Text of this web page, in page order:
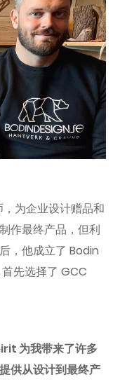
为企业设计赠品和
作最终产品，但利
，他成立了 Bodin
先选择了 GCC
为我带来了许多
供从设计到最终产